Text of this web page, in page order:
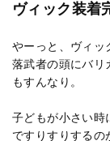
ヴィック装着
やーっと、ヴィッ
落武者の頭にバリ
もすんなり。
子どもが小さい時
ですりすりするの